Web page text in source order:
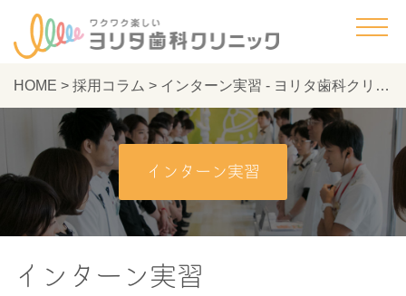
HOME > 採用コラム > インターン実習 - ヨリタ歯科クリニック
インターン実習
インターン実習